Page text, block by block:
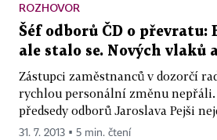
ROZHOVOR
Šéf odborů ČD o
ale stalo se. Nových vlaků
Zástupci zaměstnanců v dozorčí
rychlou personální změnu
předsedy odborů Jaroslava Pejši
31. 7. 2013 ▪ 5 min. čtení